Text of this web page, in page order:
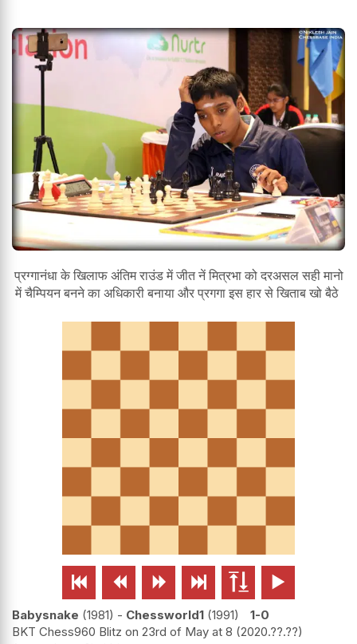
प्रग्गानंधा के खिलाफ अंतिम राउंड में जीत नें मित्रभा को दरअसल सही मानो
में चैम्पियन बनने का अधिकारी बनाया और प्रगगा इस हार से खिताब खो बैठे
     
Babysnake 1981 - Chessworld1 1991
1-0
BKT Chess960 Blitz on 23rd of May at 8 2020.??.??